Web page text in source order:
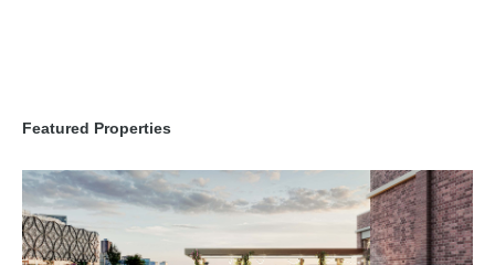
Featured Properties